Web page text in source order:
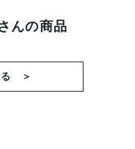
んの商品
る ＞